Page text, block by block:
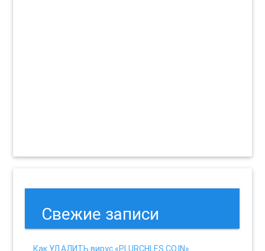
Свежие записи
Как УДАЛИТЬ вирус «PLURCHLES.CO.IN»